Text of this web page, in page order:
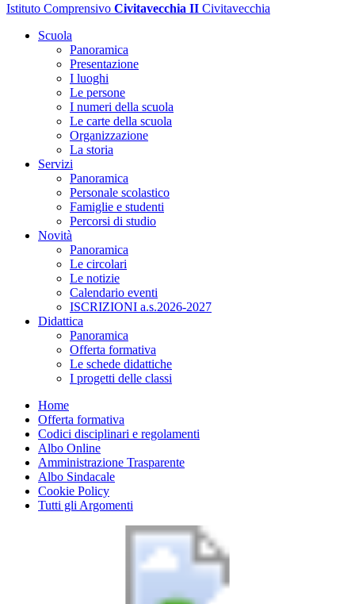
Istituto Comprensivo Civitavecchia II Civitavecchia
Scuola
Panoramica
Presentazione
I luoghi
Le persone
I numeri della scuola
Le carte della scuola
Organizzazione
La storia
Servizi
Panoramica
Personale scolastico
Famiglie e studenti
Percorsi di studio
Novità
Panoramica
Le circolari
Le notizie
Calendario eventi
ISCRIZIONI a.s.2026-2027
Didattica
Panoramica
Offerta formativa
Le schede didattiche
I progetti delle classi
Home
Offerta formativa
Codici disciplinari e regolamenti
Albo Online
Amministrazione Trasparente
Albo Sindacale
Cookie Policy
Tutti gli Argomenti